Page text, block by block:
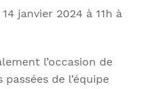
janvier 2024 à 11h à
l’occasion de
de l’équipe